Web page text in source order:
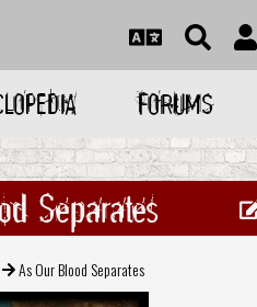
FORUMS
Separates
As Our Blood Separates